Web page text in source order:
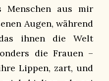
Menschen aus mir
Augen, während
ihnen die Welt
die Frauen –
Lippen, zart, und